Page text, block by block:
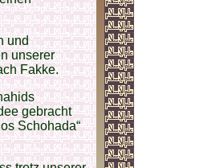
und
unserer
Fakke.
gebracht
Schohada“